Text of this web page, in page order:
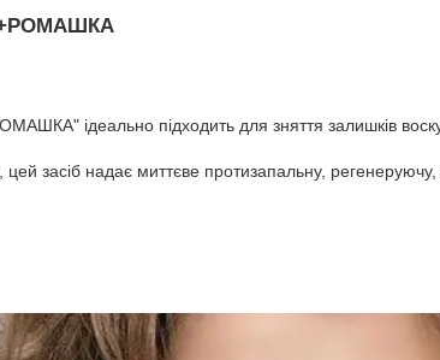
ідеально підходить для зняття залишків
засіб надає миттєве протизапальну, регенеруючу,